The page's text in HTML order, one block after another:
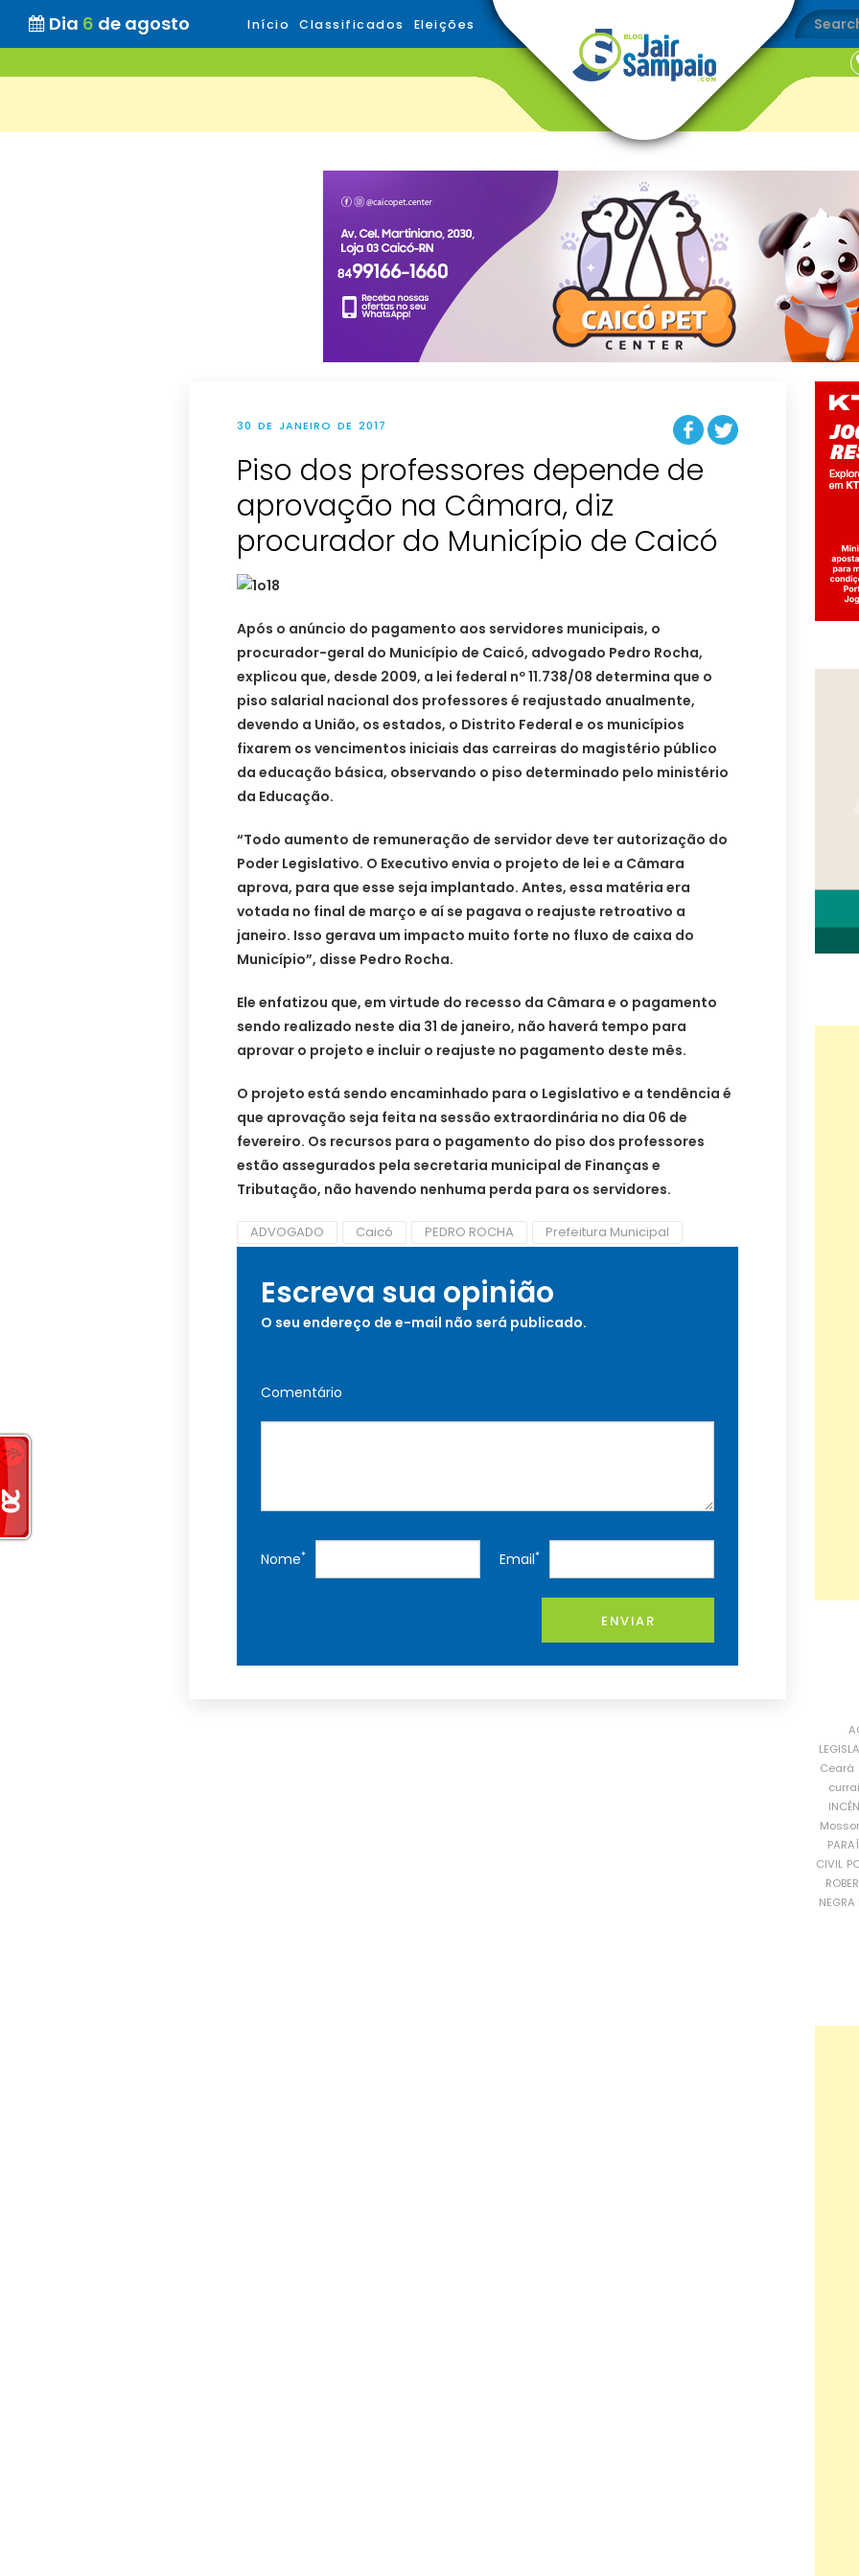
Dia 6 de agosto Início Classificados Eleições
30 DE JANEIRO DE 2017
Piso dos professores depende de
aprovação na Câmara, diz
procurador do Município de Caicó
Após o anúncio do pagamento aos servidores municipais, o
procurador-geral do Município de Caicó, advogado Pedro Rocha,
explicou que, desde 2009, a lei federal nº 11.738/08 determina que o
piso salarial nacional dos professores é reajustado anualmente,
devendo a União, os estados, o Distrito Federal e os municípios
fixarem os vencimentos iniciais das carreiras do magistério público
da educação básica, observando o piso determinado pelo ministério
da Educação.
“Todo aumento de remuneração de servidor deve ter autorização do
Poder Legislativo. O Executivo envia o projeto de lei e a Câmara
aprova, para que esse seja implantado. Antes, essa matéria era
votada no final de março e aí se pagava o reajuste retroativo a
janeiro. Isso gerava um impacto muito forte no fluxo de caixa do
Município”, disse Pedro Rocha.
Ele enfatizou que, em virtude do recesso da Câmara e o pagamento
sendo realizado neste dia 31 de janeiro, não haverá tempo para
aprovar o projeto e incluir o reajuste no pagamento deste mês.
O projeto está sendo encaminhado para o Legislativo e a tendência é
que aprovação seja feita na sessão extraordinária no dia 06 de
fevereiro. Os recursos para o pagamento do piso dos professores
estão assegurados pela secretaria municipal de Finanças e
Tributação, não havendo nenhuma perda para os servidores.
ADVOGADO Caicó PEDRO ROCHA Prefeitura Municipal
Escreva sua opinião
O seu endereço de e-mail não será publicado.
Comentário
Nome* Email*
ENVIAR
Ceará
CIVIL
NEGRA